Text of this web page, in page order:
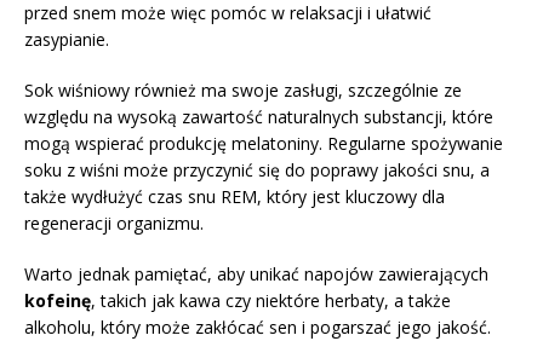
przed snem może więc pomóc w relaksacji i ułatwić
zasypianie.
Sok wiśniowy również ma swoje zasługi, szczególnie ze
względu na wysoką zawartość naturalnych substancji, które
mogą wspierać produkcję melatoniny. Regularne spożywanie
soku z wiśni może przyczynić się do poprawy jakości snu, a
także wydłużyć czas snu REM, który jest kluczowy dla
regeneracji organizmu.
Warto jednak pamiętać, aby unikać napojów zawierających
kofeinę, takich jak kawa czy niektóre herbaty, a także
alkoholu, który może zakłócać sen i pogarszać jego jakość.